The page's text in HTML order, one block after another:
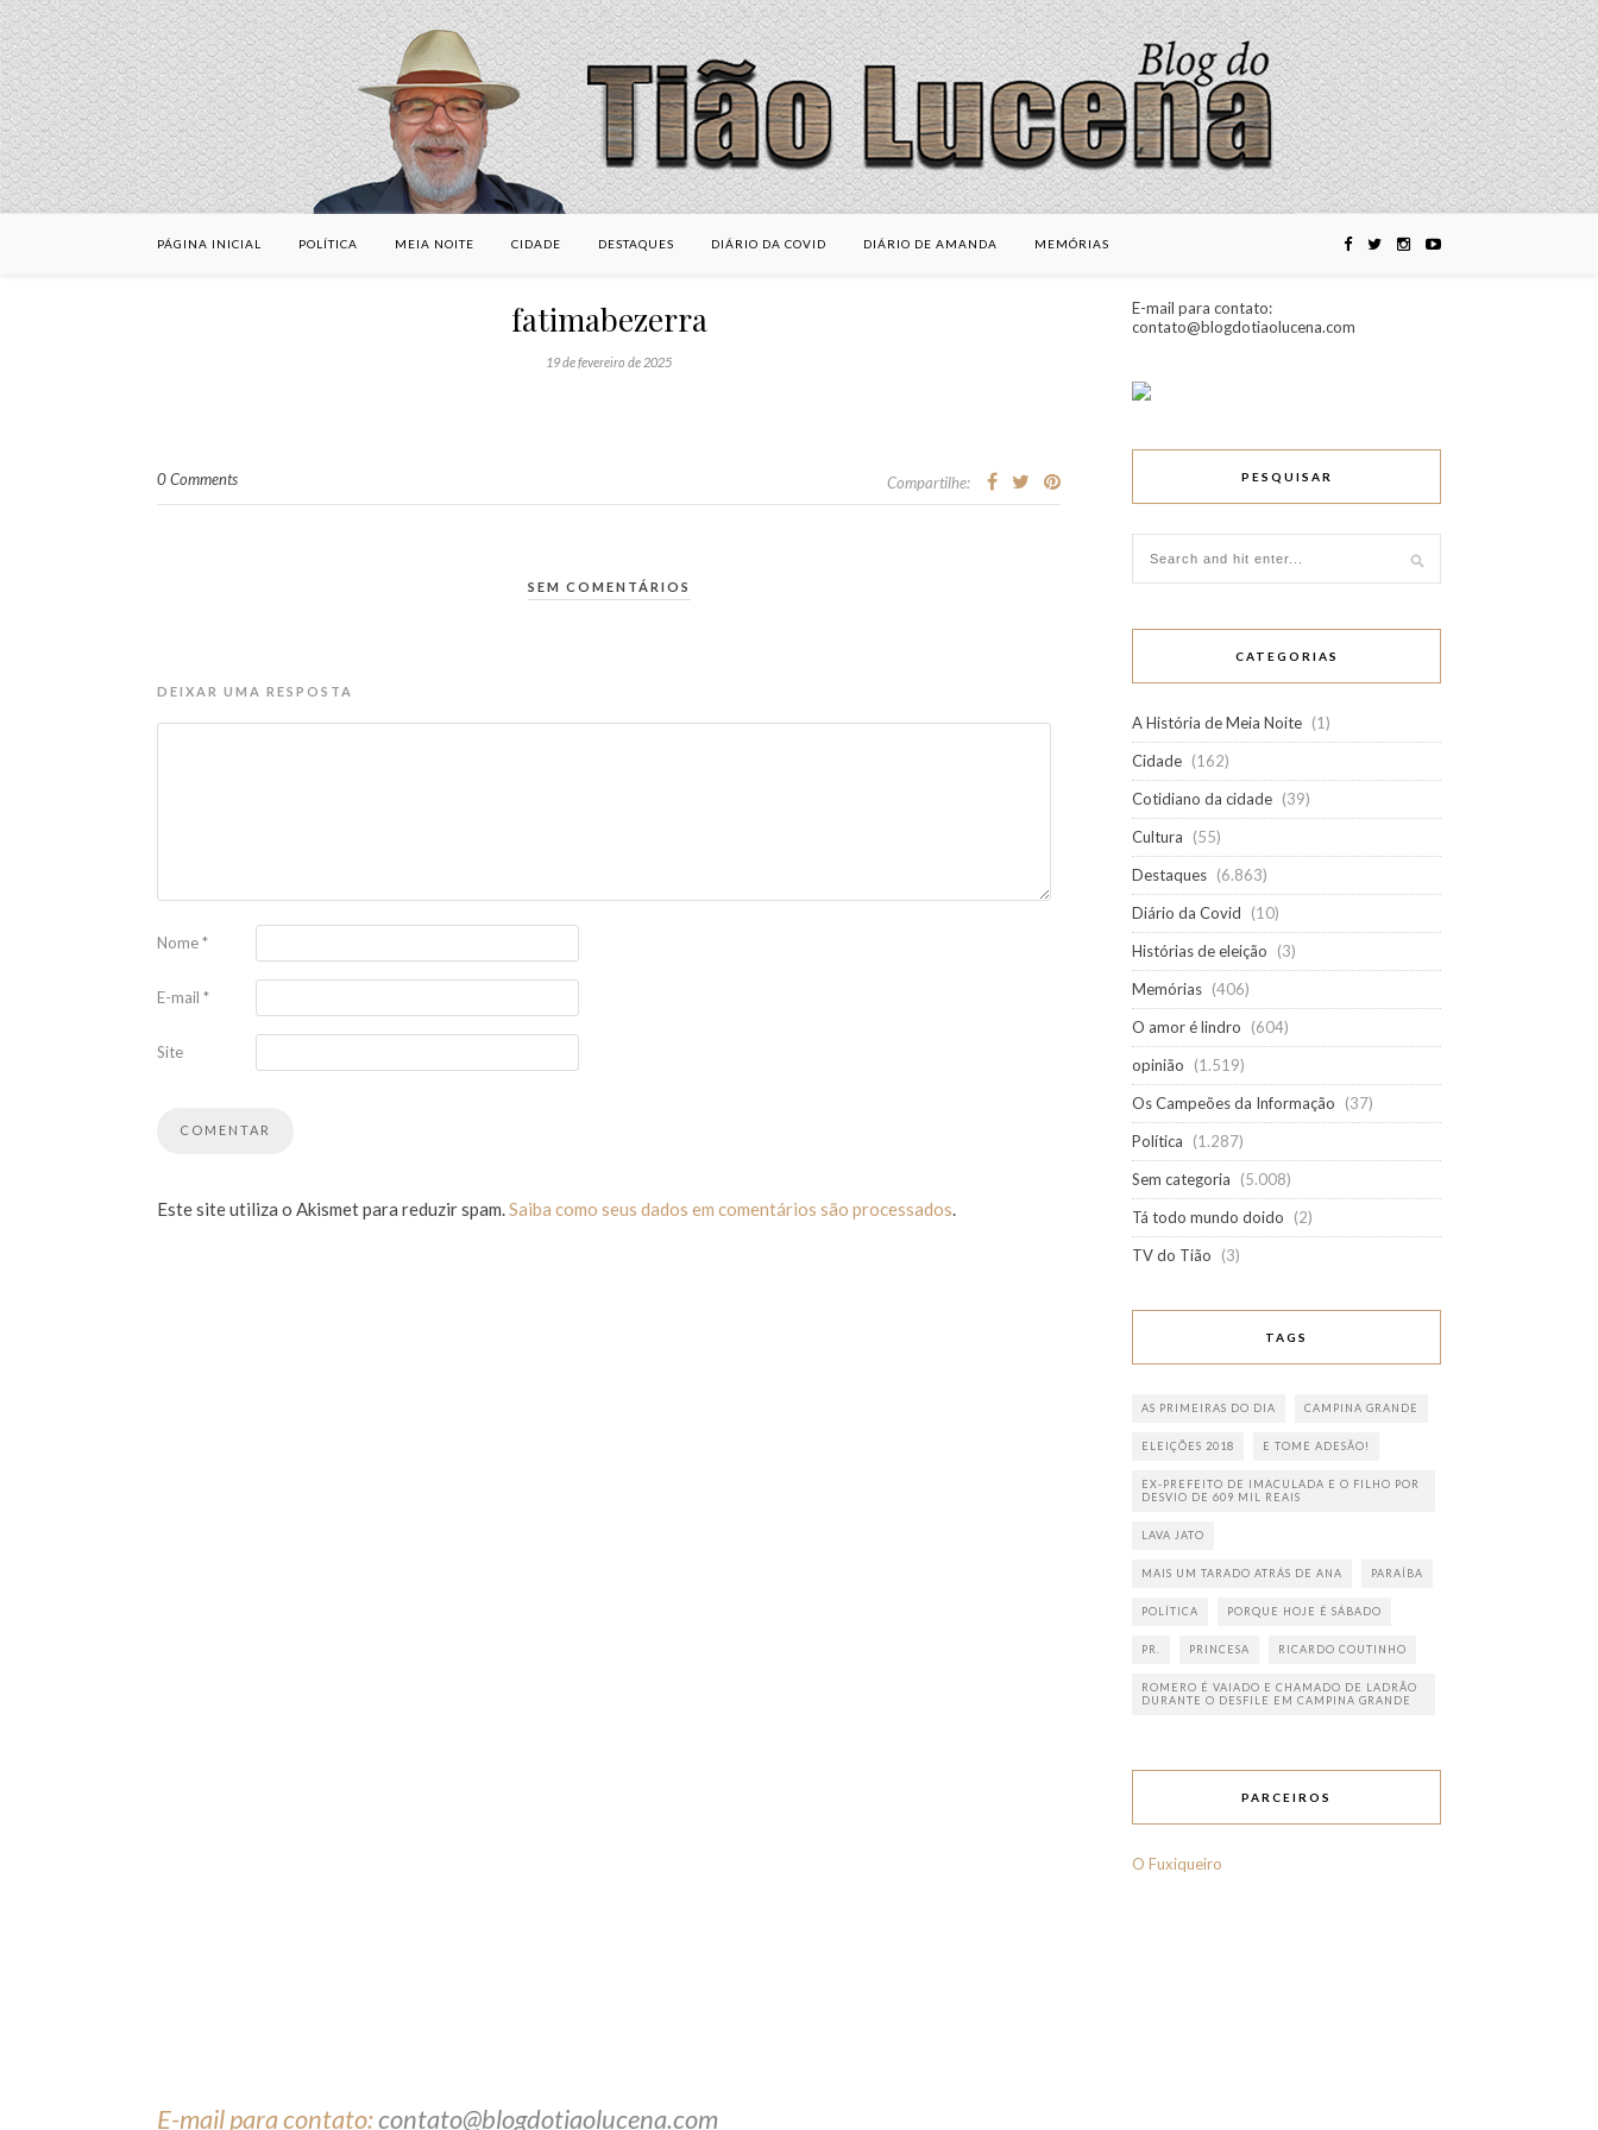
PÁGINA INICIAL POLÍTICA MEIA NOITE CIDADE DESTAQUES DIÁRIO DA COVID DIÁRIO DE AMANDA MEMÓRIAS
fatimabezerra
19 de fevereiro de 2025
0 Comments Compartilhe:
SEM COMENTÁRIOS
DEIXAR UMA RESPOSTA
Nome*
E-mail *
Site
Este site utiliza o Akismet para reduzir spam.Saiba como seus dados em comentários são processados.
E-mail para contato:
contato@blogdotiaolucena.com
PESQUISAR
CATEGORIAS
A História de Meia Noite (1)
Cidade (162)
Cotidiano da cidade (39)
Cultura
(55)
Destaques (6.863)
Diário da Covid
(10)
Histórias de eleição
(3)
Memórias (406)
O amor é lindro
(604)
opinião
(1.519)
Os Campeões da Informação
(37)
Política
(1.287)
Sem categoria
(5.008)
Tá todo mundo doido
(2)
TV do Tião
(3)
TAGS
AS PRIMEIRAS DO DIA CAMPINA GRANDE
ELEIÇÕES 2018 E TOME ADESÃO!
EX-PREFEITO DE IMACULADA E O FILHO POR
DESVIO DE 609 MIL REAIS
LAVA JATO
MAIS UM TARADO ATRÁS DE ANA PARAÍBA
POLÍTICA PORQUE HOJE É SÁBADO
PR. PRINCESA RICARDO COUTINHO
ROMERO É VAIADO E CHAMADO DE LADRÃO
DURANTE O DESFILE EM CAMPINA GRANDE
PARCEIROS
O Fuxiqueiro
E-mail para contato:contato@blogdotiaolucena.com